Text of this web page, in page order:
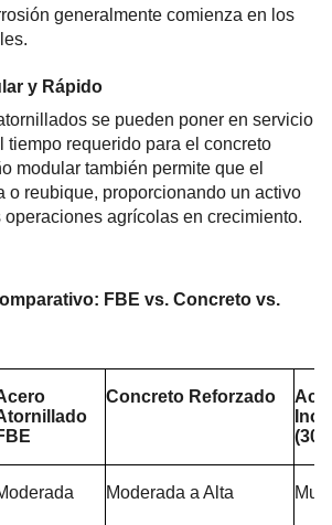
generalmente comienza en los
y Rápido
se pueden poner en servicio
tiempo requerido para el concreto
modular también permite que el
o reubique, proporcionando un activo
agrícolas en crecimiento.
FBE vs. Concreto vs.
Concreto Reforzado
Moderada a Alta Muy